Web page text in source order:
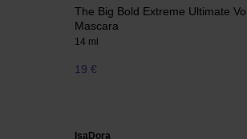
The Big Bold Extreme Ultimate
Mascara
14 ml
19 €
IsaDora